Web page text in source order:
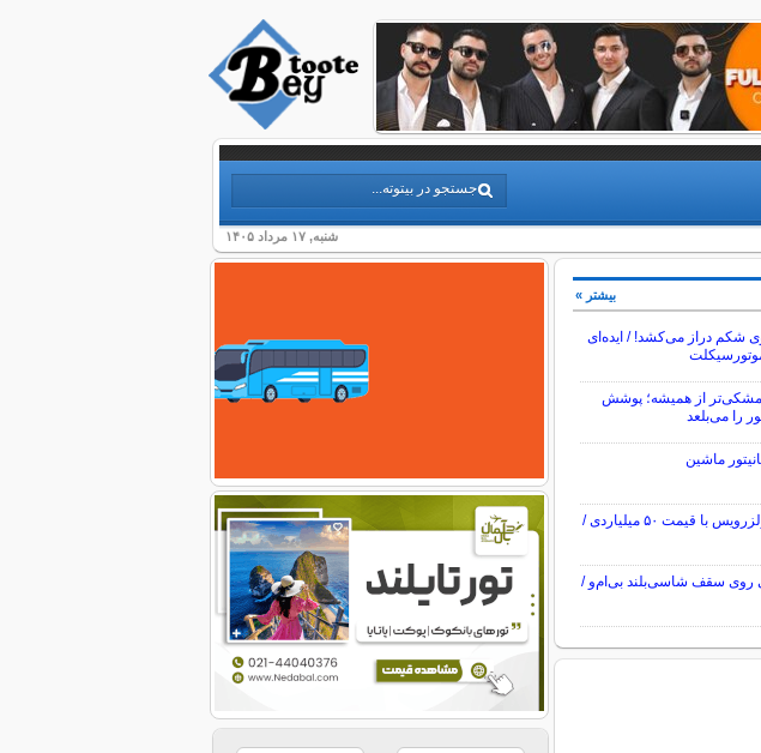
شنبه, ۱۷ مرداد ۱۴۰۵
شکم دراز می‌کشد! / ایده‌ای
مشکی‌تر از همیشه؛ پوشش
را می‌بلعد
ماشین
رقیب چینی رولزرویس با قیمت ۵۰ میلیاردی /
روی سقف شاسی‌بلند بی‌ام‌و /
بیشتر »